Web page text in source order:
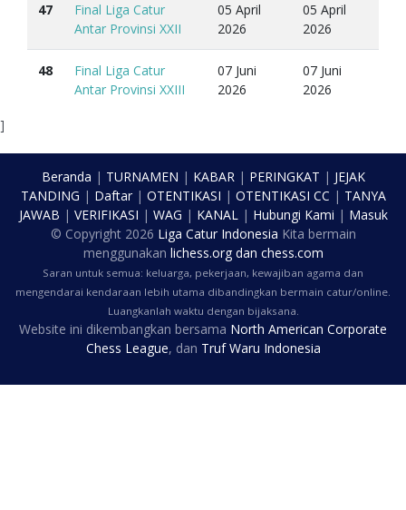
47
Final Liga Catur
Antar Provinsi XXII
05 April
2026
05 April
2026
48
Final Liga Catur
Antar Provinsi XXIII
07 Juni
2026
07 Juni
2026
]
Beranda | TURNAMEN | KABAR| PERINGKAT | JEJAK
TANDING | Daftar| OTENTIKASI | OTENTIKASI CC | TANYA
JAWAB | VERIFIKASI | WAG | KANAL| Hubungi Kami | Masuk
© Copyright 2026 Liga Catur Indonesia Kita bermain
menggunakan lichess.orgdan chess.com
Saran untuk semua: keluarga, pekerjaan, kewajiban agama dan
mengendarai kendaraan lebih utama dibandingkan bermain catur/online.
Luangkanlah waktu dengan bijaksana.
Website ini dikembangkan bersama North American Corporate
Chess League, dan Truf Waru Indonesia